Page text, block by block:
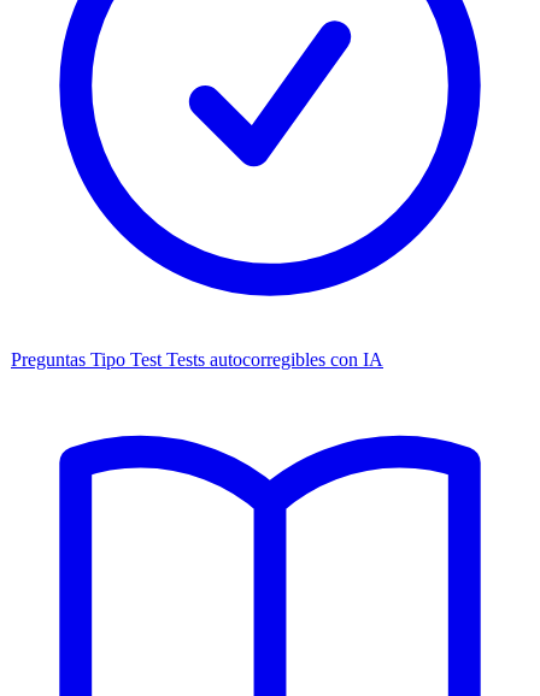
Preguntas Tipo Test Tests autocorregibles con IA